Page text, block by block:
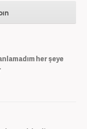
her şeye